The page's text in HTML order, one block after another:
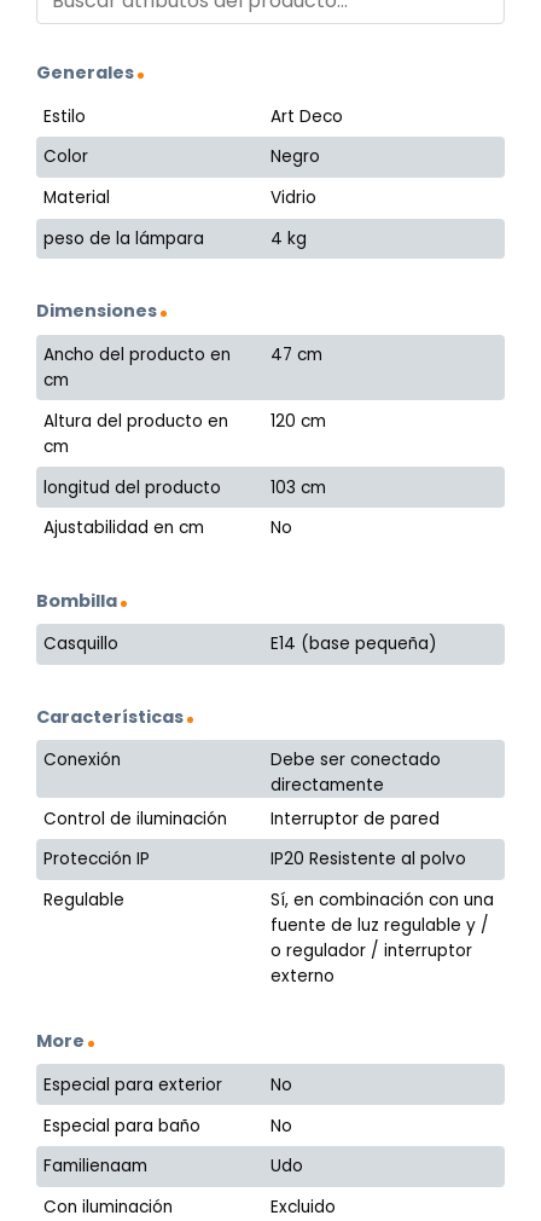
Generales
Estilo
Art Deco
Color
Negro
Material
Vidrio
peso de la lámpara
4 kg
Dimensiones
Ancho del producto en
cm
47 cm
Altura del producto en
cm
120 cm
longitud del producto
103 cm
Ajustabilidad en cm
No
Bombilla
Casquillo E14 (base pequeña)
Características
Conexión
Debe ser conectado
directamente
Control de iluminación
Interruptor de pared
Protección IP
IP20 Resistente al polvo
Regulable
Sí, en combinación con una
fuente de luz regulable y /
o regulador / interruptor
externo
More
Especial para exterior
No
Especial para baño
No
Familienaam
Udo
Con iluminación
Excluido